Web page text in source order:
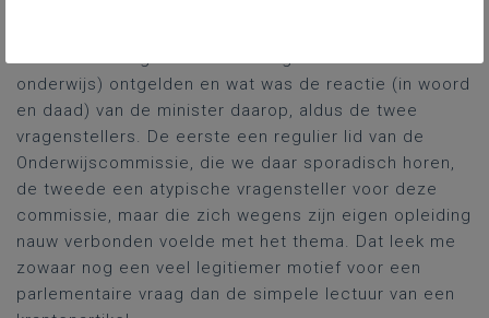
onderwijs) ontgelden en wat was de reactie (in woord
en daad) van de minister daarop, aldus de twee
vragenstellers. De eerste een regulier lid van de
Onderwijscommissie, die we daar sporadisch horen,
de tweede een atypische vragensteller voor deze
commissie, maar die zich wegens zijn eigen opleiding
nauw verbonden voelde met het thema. Dat leek me
zowaar nog een veel legitiemer motief voor een
parlementaire vraag dan de simpele lectuur van een